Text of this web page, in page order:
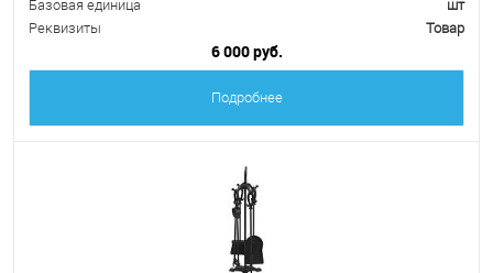
Базовая единица
шт
Реквизиты
Товар
6 000 руб.
Подробнее